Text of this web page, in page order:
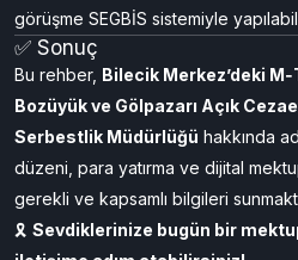
görüşme SEGBİS sistemiyle
✅ Sonuç
Bu rehber, Bilecik Merkez’deki
Bozüyük ve Gölpazarı Açık
Serbestlik Müdürlüğü hakkında
düzeni, para yatırma ve dijital
gerekli ve kapsamlı bilgileri
🎗️ Sevdiklerinize bugün bir